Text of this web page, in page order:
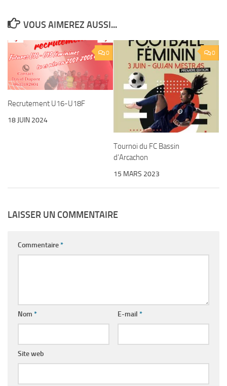
VOUS AIMEREZ AUSSI...
0
Recrutement U16-U18F
18 JUIN 2024
0
Tournoi du FC Bassin
d’Arcachon
15 MARS 2023
LAISSER UN COMMENTAIRE
Commentaire*
Nom * E-mail *
Site web